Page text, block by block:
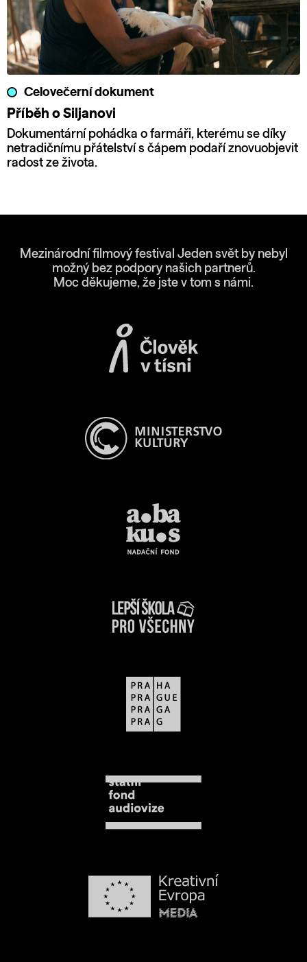
Celovečerní dokument
Příběh o Siljanovi
Dokumentární pohádka o farmáři, kterému se díky
netradičnímu přátelství s čápem podaří znovuobjevit
radost ze života.
Mezinárodní filmový festival Jeden svět by nebyl
možný bez podpory našich partnerů.
Moc děkujeme, že jste v tom s námi.